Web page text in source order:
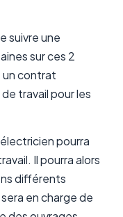
suivre une
sur ces 2
un contrat
travail pour les
pourra
Il pourra alors
différents
en charge de